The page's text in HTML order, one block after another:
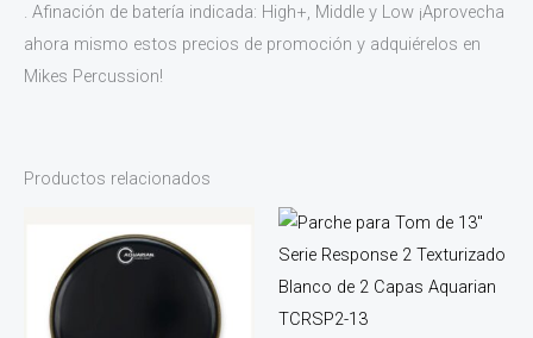
. Afinación de batería indicada: High+, Middle y Low ¡Aprovecha
ahora mismo estos precios de promoción y adquiérelos en
Mikes Percussion!
Productos relacionados